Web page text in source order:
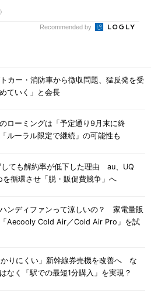
Recommended by
カー・消防車から徴収問題、猛反発を受
ていく」と会長
ローミングは「予定通り9月末に終
ルーラル限定で継続」の可能性も
しても解約率が低下した理由 au、UQ
循環させ「脱・販促費競争」へ
ンディファンって涼しいの？ 家電量販
Aecooly Cold Air／Cold Air Pro」を試
りにくい」新幹線券売機を改善へ な
なく「駅での最短1分購入」を実現？